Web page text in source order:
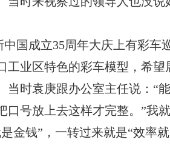
中国成立35周年大庆上有彩
工业区特色的彩车模型，希
当时袁庚跟办公室主任说：“
口号放上去这样才完整。”我
金钱”，一转过来就是“效率